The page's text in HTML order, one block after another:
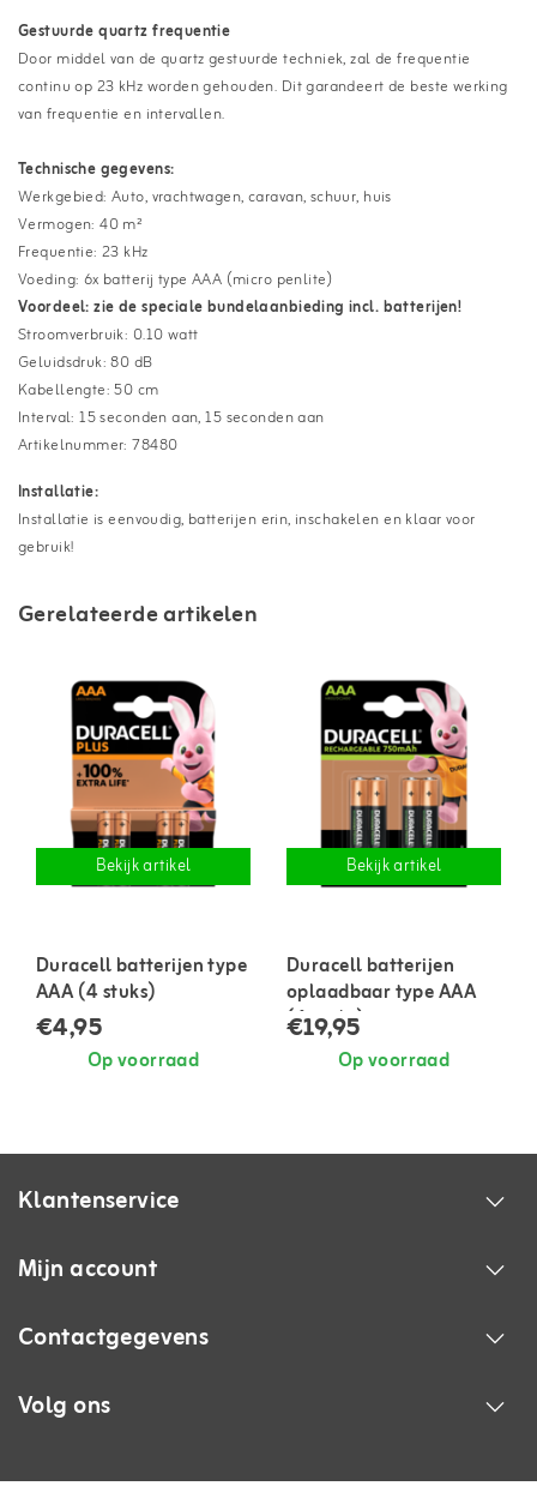
Gestuurde quartz frequentie
Door middel van de quartz gestuurde techniek, zal de frequentie
continu op 23 kHz worden gehouden. Dit garandeert de beste werking
van frequentie en intervallen.
Technische gegevens:
Werkgebied: Auto, vrachtwagen, caravan, schuur, huis
Vermogen: 40 m²
Frequentie: 23 kHz
Voeding: 6x batterij type AAA (micro penlite)
Voordeel: zie de speciale bundelaanbieding incl. batterijen!
Stroomverbruik: 0.10 watt
Geluidsdruk: 80 dB
Kabellengte: 50 cm
Interval: 15 seconden aan, 15 seconden aan
Artikelnummer: 78480
Installatie:
Installatie is eenvoudig, batterijen erin, inschakelen en klaar voor
gebruik!
Gerelateerde artikelen
Bekijk artikel
Duracell batterijen type
AAA (4 stuks)
€4,95
Op voorraad
Bekijk artikel
Duracell batterijen
oplaadbaar type AAA
(4 stuks)
€19,95
Op voorraad
Klantenservice
Mijn account
Contactgegevens
Volg ons